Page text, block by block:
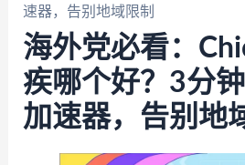
速器，告别地域限制
海外党必看：
疾哪个好？3分
加速器，告别地